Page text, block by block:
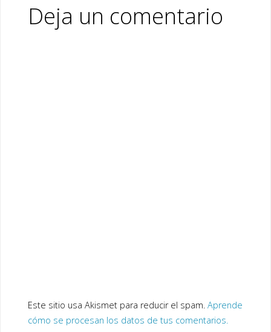
Deja un comentario
Este sitio usa Akismet para reducir el spam. Aprende
cómo se procesan los datos de tus comentarios.